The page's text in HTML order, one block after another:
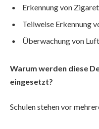
Erkennung von
Teilweise Erkennung
Überwachung von
Warum werden diese
eingesetzt?
Schulen stehen vor